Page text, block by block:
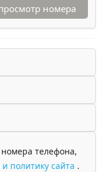
номера
телефона,
политику сайта .